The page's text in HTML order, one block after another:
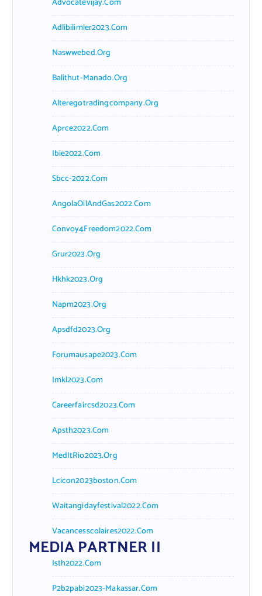
Adlibilimler2023.com
Naswwebed.org
Balithut-Manado.org
Alteregotradingcompany.org
Aprce2022.com
Ibie2022.com
Sbcc-2022.com
AngolaOilAndGas2022.com
Convoy4Freedom2022.com
Grur2023.org
Hkhk2023.org
Napm2023.org
Apsdfd2023.org
Forumausape2023.com
Imkl2023.com
Careerfaircsd2023.com
Apsth2023.com
MedItRio2023.org
Lcicon2023boston.com
Waitangidayfestival2022.com
Vacancesscolaires2022.com
MEDIA PARTNER II
Isth2022.com
P2b2pabi2023-Makassar.com